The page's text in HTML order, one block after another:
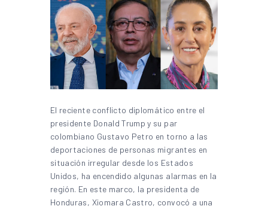
El reciente conflicto diplomático entre el
presidente Donald Trump y su par
colombiano Gustavo Petro en torno a las
deportaciones de personas migrantes en
situación irregular desde los Estados
Unidos, ha encendido algunas alarmas en la
región. En este marco, la presidenta de
Honduras, Xiomara Castro, convocó a una